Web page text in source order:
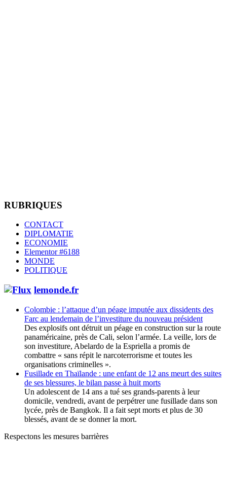
RUBRIQUES
CONTACT
DIPLOMATIE
ECONOMIE
Elementor #6188
MONDE
POLITIQUE
lemonde.fr
Colombie : l’attaque d’un péage imputée aux dissidents des
Farc au lendemain de l’investiture du nouveau président
Des explosifs ont détruit un péage en construction sur la route
panaméricaine, près de Cali, selon l’armée. La veille, lors de
son investiture, Abelardo de la Espriella a promis de
combattre « sans répit le narcoterrorisme et toutes les
organisations criminelles ».
Fusillade en Thaïlande : une enfant de 12 ans meurt des suites
de ses blessures, le bilan passe à huit morts
Un adolescent de 14 ans a tué ses grands-parents à leur
domicile, vendredi, avant de perpétrer une fusillade dans son
lycée, près de Bangkok. Il a fait sept morts et plus de 30
blessés, avant de se donner la mort.
Respectons les mesures barrières